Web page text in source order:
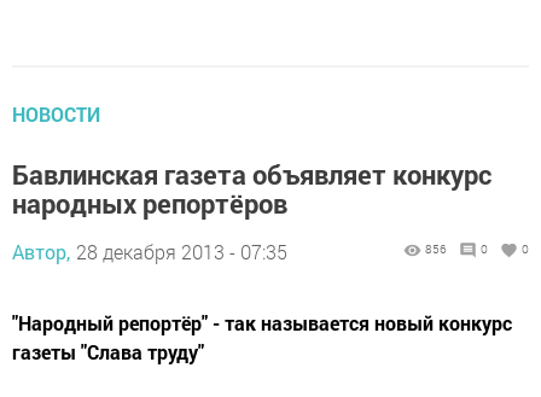
НОВОСТИ
Бавлинская газета объявляет конкурс
народных репортёров
Автор, 28 декабря 2013 - 07:35 856 0 0
"Народный репортёр" - так называется новый конкурс
газеты "Слава труду"